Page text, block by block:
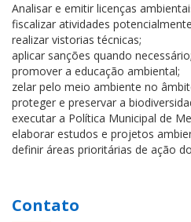
Analisar e emitir licenças
fiscalizar atividades
realizar vistorias técnicas;
aplicar sanções quando necessário;
promover a educação ambiental;
zelar pelo meio ambiente no
proteger e preservar a
executar a Política Municipal de
elaborar estudos e projetos
definir áreas prioritárias de ação
Contato